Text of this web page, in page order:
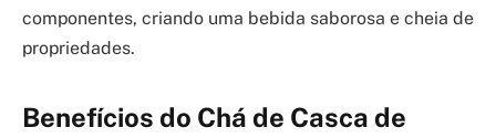
componentes, criando uma bebida saborosa e cheia de
propriedades.
Benefícios do Chá de Casca de